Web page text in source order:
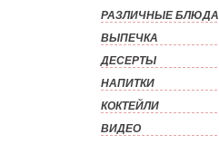
РАЗЛИЧНЫЕ БЛЮДА
ВЫПЕЧКА
ДЕСЕРТЫ
НАПИТКИ
КОКТЕЙЛИ
ВИДЕО